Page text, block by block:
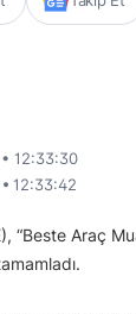
• 12:33:30
12:33:42
“Beste Araç